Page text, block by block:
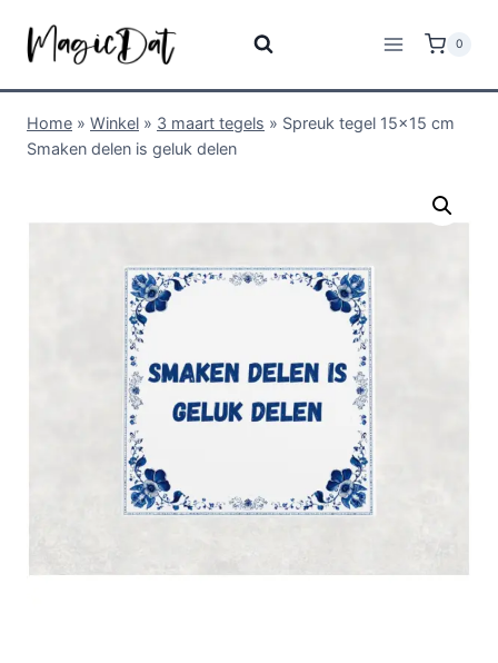
0
Home » Winkel » 3 maart tegels » Spreuk tegel 15×15 cm
Smaken delen is geluk delen